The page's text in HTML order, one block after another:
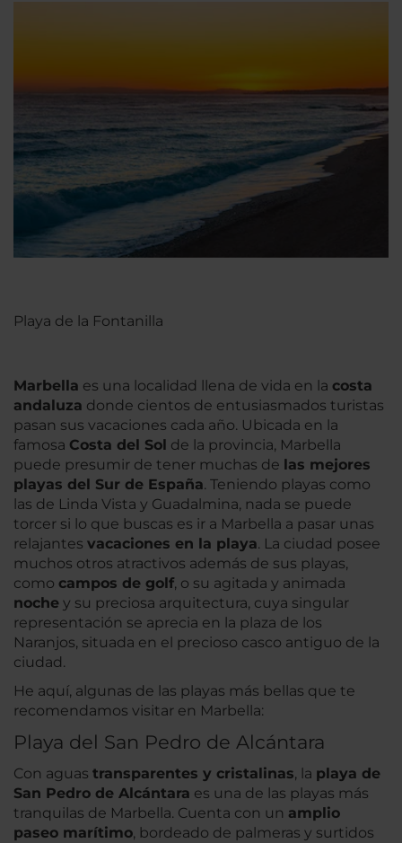
Playa de la Fontanilla
Marbella es una localidad llena de vida en la costa
andaluza donde cientos de entusiasmados turistas
pasan sus vacaciones cada año. Ubicada en la
famosa Costa del Sol de la provincia, Marbella
puede presumir de tener muchas de las mejores
playas del Sur de España. Teniendo playas como
las de Linda Vista y Guadalmina, nada se puede
torcer si lo que buscas es ir a Marbella a pasar unas
relajantes vacaciones en la playa. La ciudad posee
muchos otros atractivos además de sus playas,
como campos de golf, o su agitada y animada
noche y su preciosa arquitectura, cuya singular
representación se aprecia en la plaza de los
Naranjos, situada en el precioso casco antiguo de la
ciudad.
He aquí, algunas de las playas más bellas que te
recomendamos visitar en Marbella:
Playa del San Pedro de Alcántara
Con aguas transparentes y cristalinas, la playa de
San Pedro de Alcántara es una de las playas más
tranquilas de Marbella. Cuenta con un amplio
paseo marítimo, bordeado de palmeras y surtidos